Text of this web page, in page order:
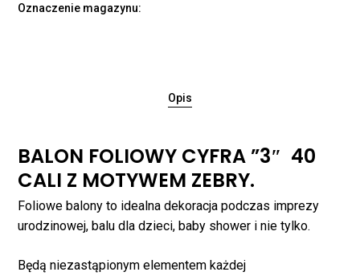
Oznaczenie magazynu:
Opis
BALON FOLIOWY CYFRA ”3″ 40
CALI Z MOTYWEM ZEBRY.
Foliowe balony to idealna dekoracja podczas imprezy
urodzinowej, balu dla dzieci, baby shower i nie tylko.
Będą niezastąpionym elementem każdej